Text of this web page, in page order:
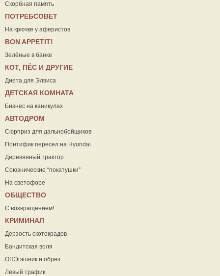
Скорбная память
ПОТРЕБСОВЕТ
На крючке у аферистов
ВON APPETIT!
Зелёные в банке
КОТ, ПЁС И ДРУГИЕ
Диета для Элвиса
ДЕТСКАЯ КОМНАТА
Бизнес на каникулах
АВТОДРОМ
Сюрприз для дальнобойщиков
Понтифик пересел на Hyundai
Деревянный трактор
Союзнические “покатушки”
На светофоре
ОБЩЕСТВО
С возвращением!
КРИМИНАЛ
Дерзость скотокрадов
Бандитская воля
ОПЭгэшник и обрез
Левый трафик